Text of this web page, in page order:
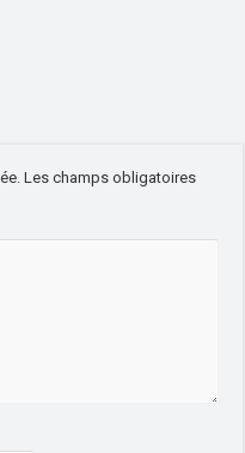
Les champs obligatoires